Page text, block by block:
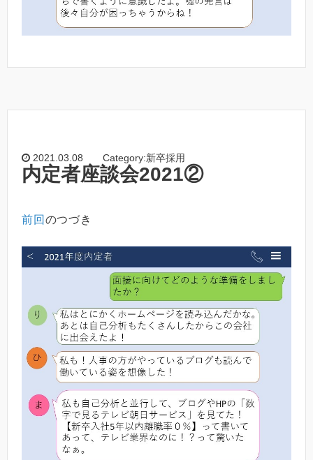
2021.03.08 Category:新卒採用
内定者座談会2021②
前回 のつづき